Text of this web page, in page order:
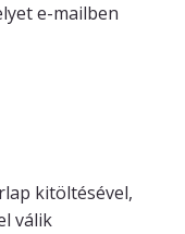
e-mailben
kitöltésével,
válik